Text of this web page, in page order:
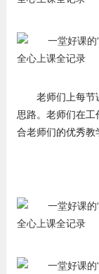
老师们上每节
思路。老师们在
合老师们的优秀教